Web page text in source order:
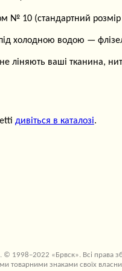
№ 10 (стандартний
холодною водою —
ліняють ваші тканина,
дивіться в каталозі.
© 1998–2022 «Брвск». Всі права
товарними знаками своїх